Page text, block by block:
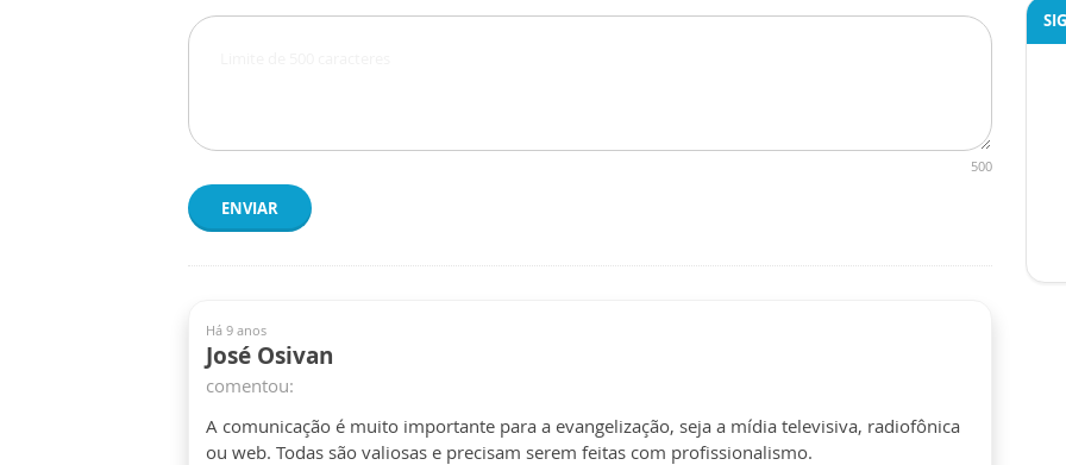
500
ENVIAR
Há 9 anos
José Osivan
comentou:
A comunicação é muito importante para a evangelização, seja a mídia televisiva, radiofônica
ou web. Todas são valiosas e precisam serem feitas com profissionalismo.